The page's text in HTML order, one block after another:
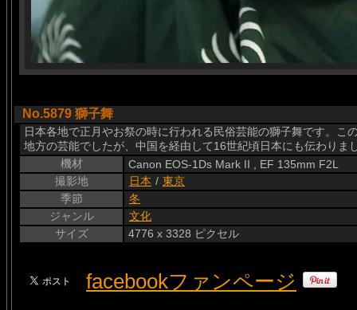
No.5879 獅子舞
日本各地で正月やお祭の時に行われる民俗芸能の獅子舞です。こ
地方の芸能でしたが、中国を経由して16世紀頃日本にも伝わりま
機材
Canon EOS-1Ds Mark II , EF 135mm F2L
撮影地
日本 / 東京
季節
冬
ジャンル
文化
サイズ
4776 x 3328 ピクセル
facebookファンページ